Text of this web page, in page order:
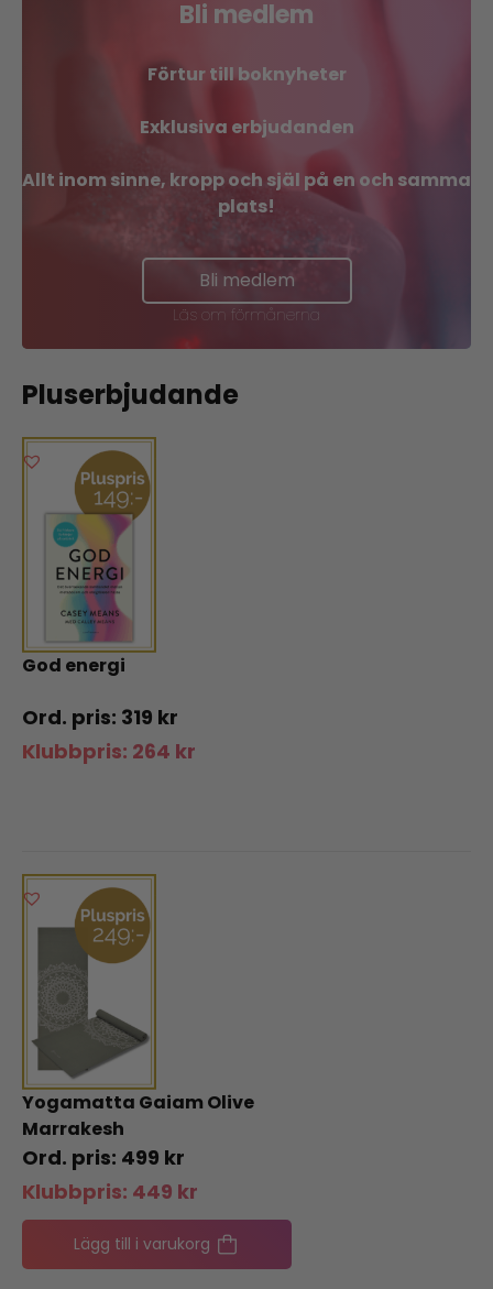
Bli medlem
Förtur till boknyheter
Exklusiva erbjudanden
Allt inom sinne, kropp och själ på en och samma
plats!
Bli medlem
Läs om förmånerna
Pluserbjudande
God energi
319 kr
Klubbpris: 264 kr
Yogamatta Gaiam Olive
Marrakesh
499 kr
Klubbpris: 449 kr
Lägg till i varukorg